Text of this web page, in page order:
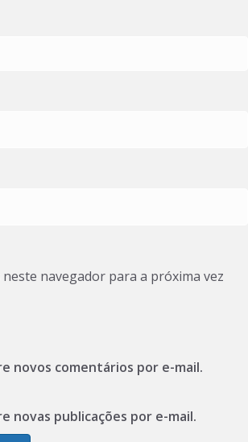
navegador para a próxima vez
novos comentários por e-mail.
novas publicações por e-mail.